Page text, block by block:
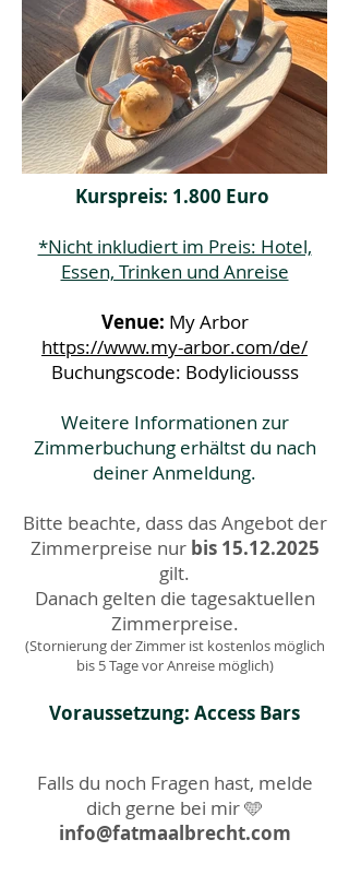
Kurspreis: 1.800 Euro
*Nicht inkludiert im Preis: Hotel,
Essen, Trinken und Anreise
Venue: My Arbor
https://www.my-arbor.com/de/
Buchungscode: Bodyliciousss
Weitere Informationen zur
Zimmerbuchung erhältst du nach
deiner Anmeldung.
Bitte beachte, dass das Angebot der
Zimmerpreise nur bis 15.12.2025
gilt.
Danach gelten die tagesaktuellen
Zimmerpreise.
(Stornierung der Zimmer ist kostenlos möglich
bis 5 Tage vor Anreise möglich)
Voraussetzung: Access Bars
Falls du noch Fragen hast, melde
dich gerne bei mir 🩵
info@fatmaalbrecht.com